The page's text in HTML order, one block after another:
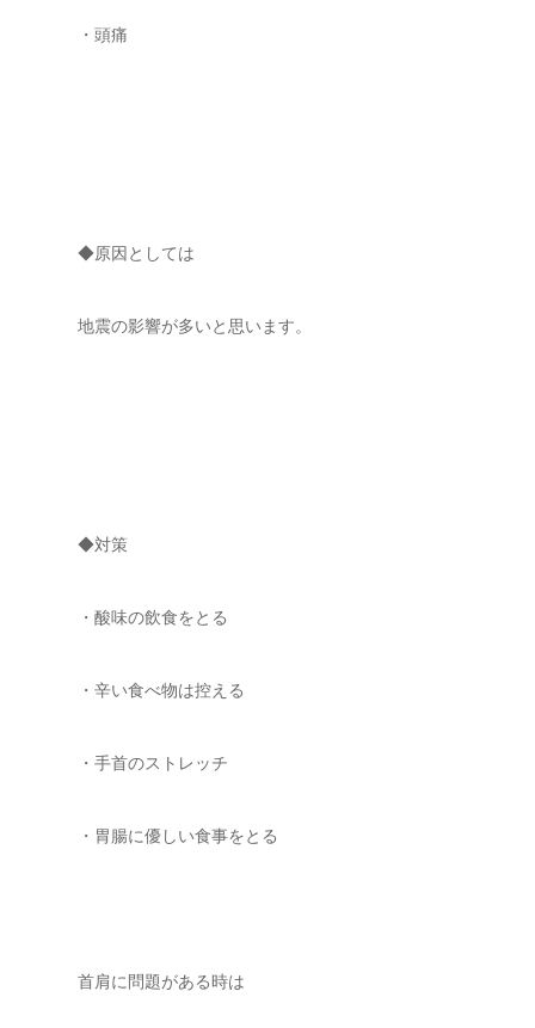
・頭痛
◆原因としては
地震の影響が多いと思います。
◆対策
・酸味の飲食をとる
・辛い食べ物は控える
・手首のストレッチ
・胃腸に優しい食事をとる
首肩に問題がある時は